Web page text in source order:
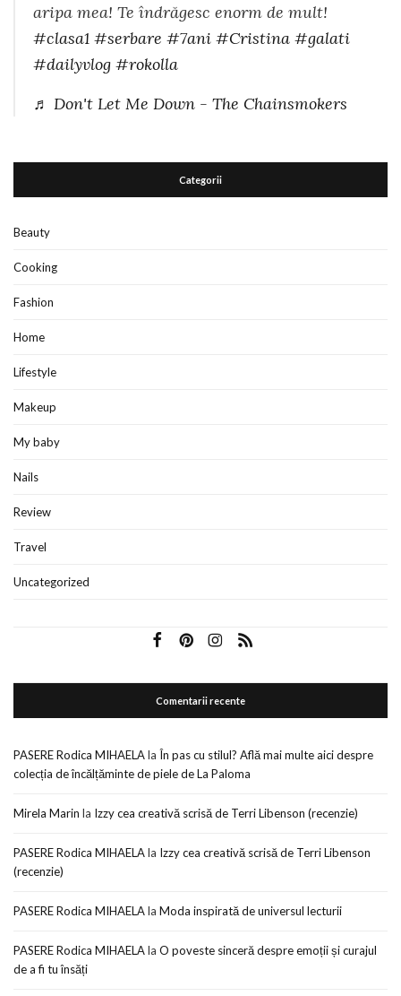
aripa mea! Te îndrăgesc enorm de mult!
#clasa1 #serbare #7ani #Cristina #galati
#dailyvlog #rokolla
♬ Don't Let Me Down - The Chainsmokers
Categorii
Beauty
Cooking
Fashion
Home
Lifestyle
Makeup
My baby
Nails
Review
Travel
Uncategorized
Comentarii recente
PASERE Rodica MIHAELAla În pas cu stilul? Află mai multe aici despre
colecția de încălțăminte de piele de La Paloma
Mirela Marin la Izzy cea creativă scrisă de Terri Libenson (recenzie)
PASERE Rodica MIHAELAla Izzy cea creativă scrisă de Terri Libenson
(recenzie)
PASERE Rodica MIHAELAla Moda inspirată de universul lecturii
PASERE Rodica MIHAELAla O poveste sinceră despre emoții și curajul
de a fi tu însăți